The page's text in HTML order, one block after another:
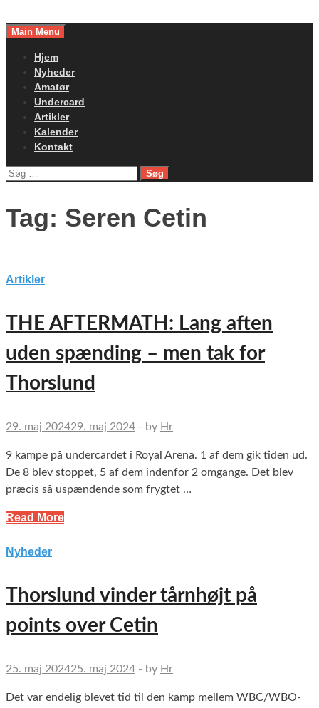
toMain Menu
Hjem
Nyheder
Amatør
Undercard
Artikler
Kalender
Kontakt
Søg
Tag: Seren Cetin
Artikler
THE AFTERMATH: Lang aften
uden spænding – men tak for
Thorslund
29. maj 202429. maj 2024 - by Hr
9 kampe på undercardet i Royal Arena. 1 af dem gik tiden ud.
De 8 blev stoppet, 5 af dem indenfor 2 omgange. Det blev
præcis så uspændende som frygtet …
Read More
Nyheder
Thorslund vinder tårnhøjt på
points over Cetin
25. maj 202425. maj 2024 - by Hr
Det var endelig blevet tid til den kamp mellem WBC/WBO-